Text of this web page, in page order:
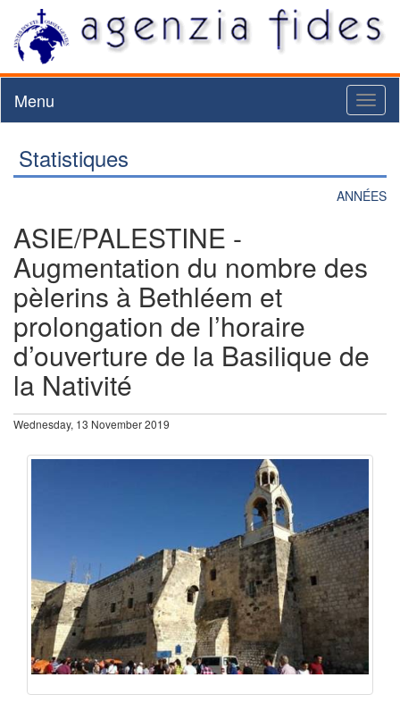
Menu
Statistiques
ANNÉES
ASIE/PALESTINE -
Augmentation du nombre des
pèlerins à Bethléem et
prolongation de l’horaire
d’ouverture de la Basilique de
la Nativité
Wednesday, 13 November 2019